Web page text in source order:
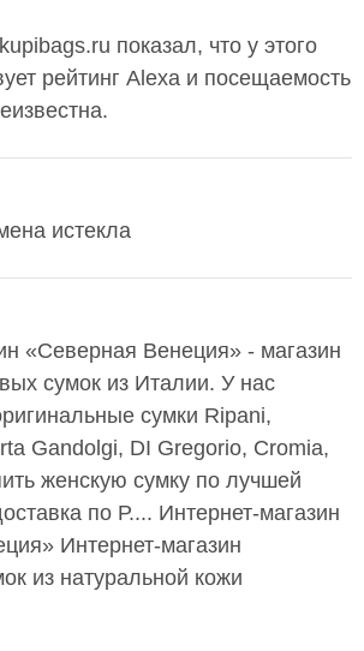
показал, что у этого
рейтинг Alexa и посещаемость
истекла
«Северная Венеция» - магазин
сумок из Италии. У нас
сумки Ripani,
Gandolgi, DI Gregorio, Cromia,
женскую сумку по лучшей
по Р.... Интернет-магазин
Интернет-магазин
из натуральной кожи